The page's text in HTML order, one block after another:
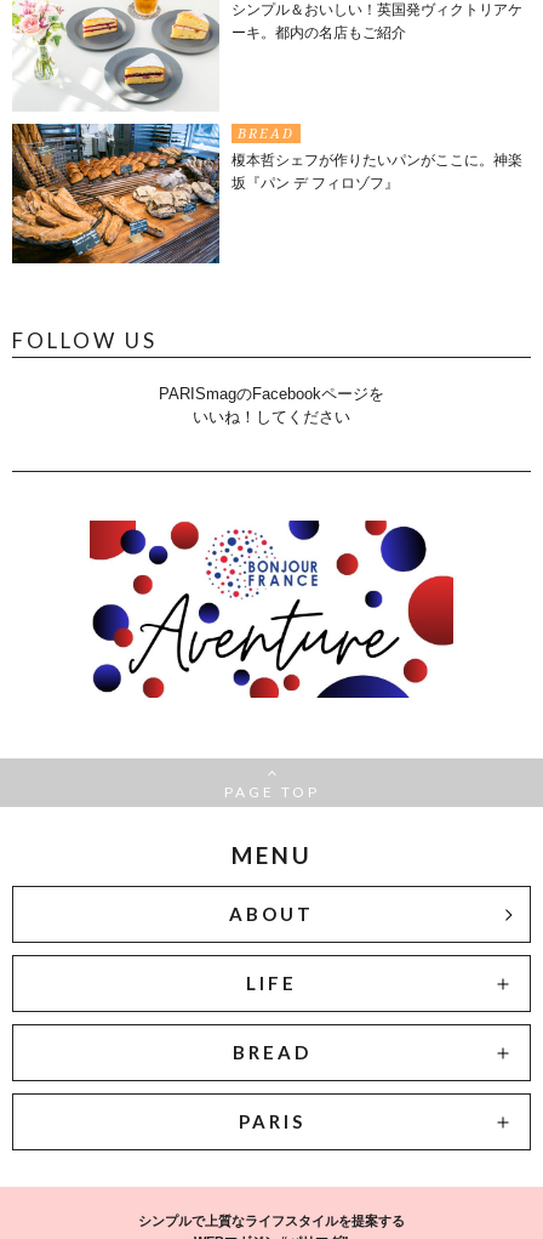
シンプル＆おいしい！英国発ヴィクトリアケ
ーキ。都内の名店もご紹介
BREAD
榎本哲シェフが作りたいパンがここに。神楽
坂『パン デ フィロゾフ』
FOLLOW US
PARISmagのFacebookページを
いいね！してください
PAGE TOP
MENU
ABOUT
LIFE
BREAD
PARIS
シンプルで上質なライフスタイルを提案する